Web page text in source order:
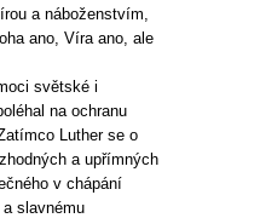
a náboženstvím,
ano, Víra ano, ale
světské i
na ochranu
Luther se o
a upřímných
v chápání
slavnému